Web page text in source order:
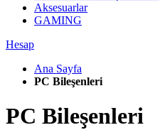
Aksesuarlar
GAMING
Hesap
Ana Sayfa
PC Bileşenleri
PC Bileşenleri